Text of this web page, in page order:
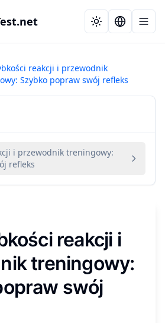
reakcji i przewodnik
Szybko popraw swój refleks
i przewodnik treningowy:
refleks
reakcji i
treningowy:
swój